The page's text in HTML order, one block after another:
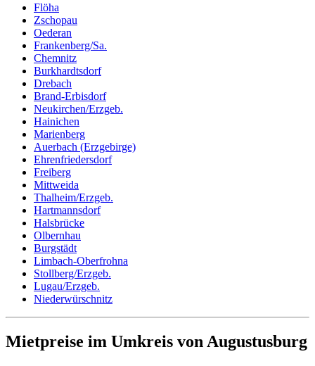
Flöha
Zschopau
Oederan
Frankenberg/Sa.
Chemnitz
Burkhardtsdorf
Drebach
Brand-Erbisdorf
Neukirchen/Erzgeb.
Hainichen
Marienberg
Auerbach (Erzgebirge)
Ehrenfriedersdorf
Freiberg
Mittweida
Thalheim/Erzgeb.
Hartmannsdorf
Halsbrücke
Olbernhau
Burgstädt
Limbach-Oberfrohna
Stollberg/Erzgeb.
Lugau/Erzgeb.
Niederwürschnitz
Mietpreise im Umkreis von Augustusburg